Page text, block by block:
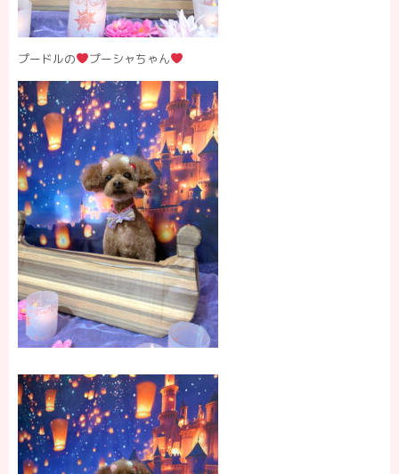
プードルの プーシャちゃん